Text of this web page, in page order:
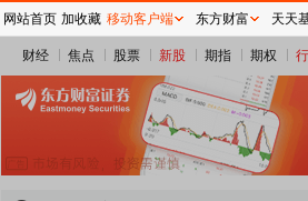
财经 焦点 股票 新股 期指 期权
网站首页 加收藏 移动客户端 东方财富 天天
关